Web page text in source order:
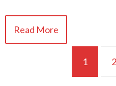
Read More
1 2